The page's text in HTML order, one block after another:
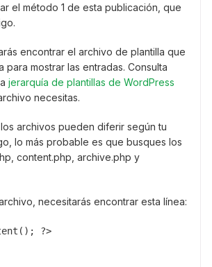
el método 1 de esta publicación, que
encontrar el archivo de plantilla que
para mostrar las entradas. Consulta
jerarquía de plantillas de WordPress
necesitas.
archivos pueden diferir según tu
lo más probable es que busques los
content.php, archive.php y
necesitarás encontrar esta línea:
?>